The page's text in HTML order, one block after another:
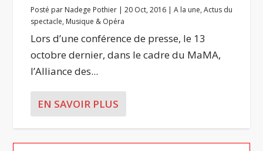
Posté par Nadege Pothier |20 Oct, 2016 |A la une,Actus du
spectacle, Musique & Opéra
Lors d’une conférence de presse, le 13
octobre dernier, dans le cadre du MaMA,
l’Alliance des...
EN SAVOIR PLUS